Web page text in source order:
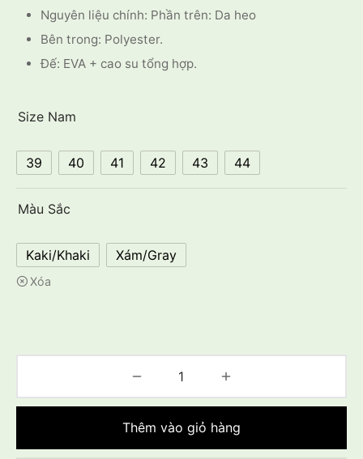
Nguyên liệu chính: Phần trên: Da heo
Bên trong: Polyester.
Đế: EVA + cao su tổng hợp.
Size Nam
39 40 41 42 43 44
Màu Sắc
Kaki/Khaki Xám/Gray
Xóa
Thêm vào giỏ hàng